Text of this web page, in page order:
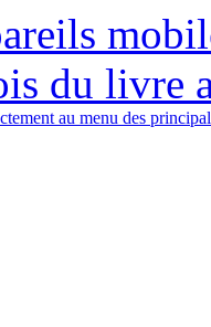
du livre
au menu des